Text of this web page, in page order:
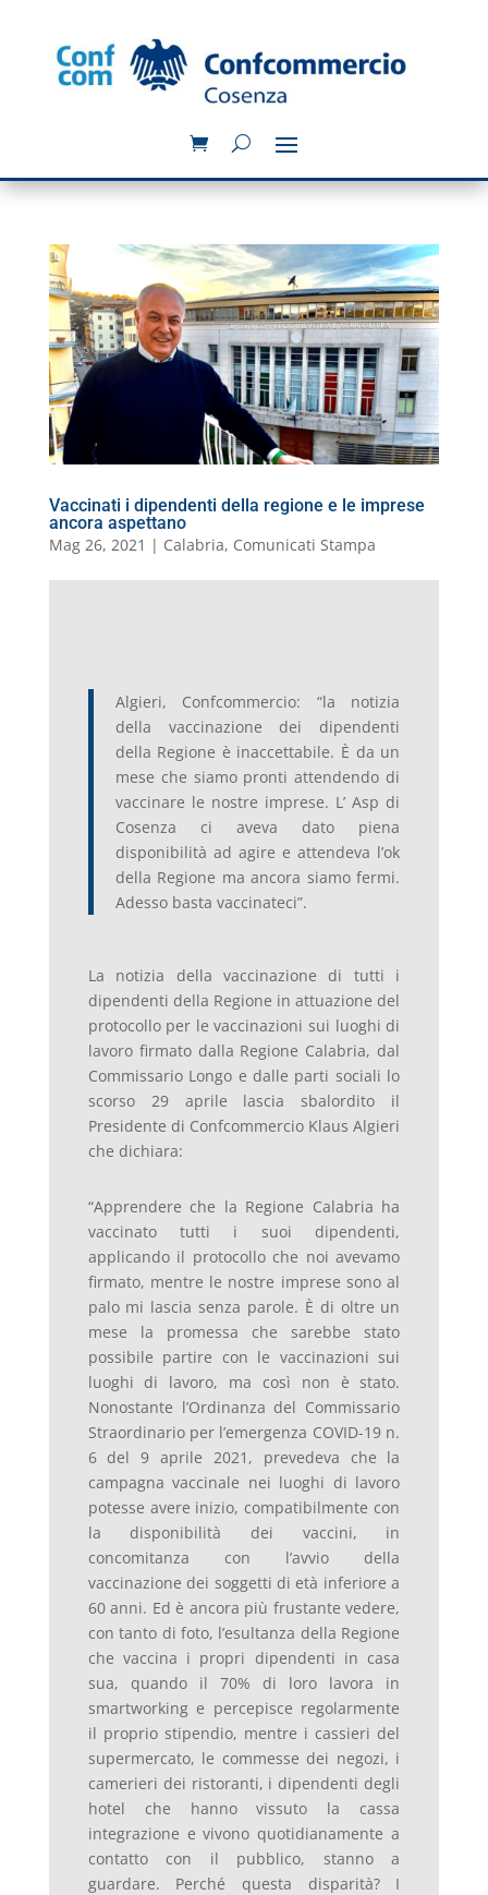
Vaccinati i dipendenti della regione e le imprese
ancora aspettano
Mag 26, 2021 | Calabria, Comunicati Stampa
Algieri, Confcommercio: “la notizia
della vaccinazione dei dipendenti
della Regione è inaccettabile. È da un
mese che siamo pronti attendendo di
vaccinare le nostre imprese. L’ Asp di
Cosenza ci aveva dato piena
disponibilità ad agire e attendeva l’ok
della Regione ma ancora siamo fermi.
Adesso basta vaccinateci”.
La notizia della vaccinazione di tutti i
dipendenti della Regione in attuazione del
protocollo per le vaccinazioni sui luoghi di
lavoro firmato dalla Regione Calabria, dal
Commissario Longo e dalle parti sociali lo
scorso 29 aprile lascia sbalordito il
Presidente di Confcommercio Klaus Algieri
che dichiara:
“Apprendere che la Regione Calabria ha
vaccinato tutti i suoi dipendenti,
applicando il protocollo che noi avevamo
firmato, mentre le nostre imprese sono al
palo mi lascia senza parole. È di oltre un
mese la promessa che sarebbe stato
possibile partire con le vaccinazioni sui
luoghi di lavoro, ma così non è stato.
Nonostante l’Ordinanza del Commissario
Straordinario per l’emergenza COVID-19 n.
6 del 9 aprile 2021, prevedeva che la
campagna vaccinale nei luoghi di lavoro
potesse avere inizio, compatibilmente con
la disponibilità dei vaccini, in
concomitanza con l’avvio della
vaccinazione dei soggetti di età inferiore a
60 anni. Ed è ancora più frustante vedere,
con tanto di foto, l’esultanza della Regione
che vaccina i propri dipendenti in casa
sua, quando il 70% di loro lavora in
smartworking e percepisce regolarmente
il proprio stipendio, mentre i cassieri del
supermercato, le commesse dei negozi, i
camerieri dei ristoranti, i dipendenti degli
hotel che hanno vissuto la cassa
integrazione e vivono quotidianamente a
contatto con il pubblico, stanno a
guardare. Perché questa disparità? I